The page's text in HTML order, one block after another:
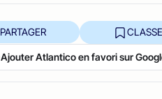
PARTAGER
Ajouter Atlantico en favori sur